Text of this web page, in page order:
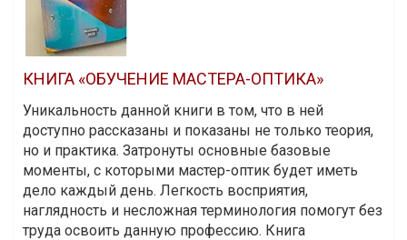
КНИГА «ОБУЧЕНИЕ МАСТЕРА-ОПТИКА»
Уникальность данной книги в том, что в ней
доступно рассказаны и показаны не только теория,
но и практика. Затронуты основные базовые
моменты, с которыми мастер-оптик будет иметь
дело каждый день. Легкость восприятия,
наглядность и несложная терминология помогут без
труда освоить данную профессию. Книга